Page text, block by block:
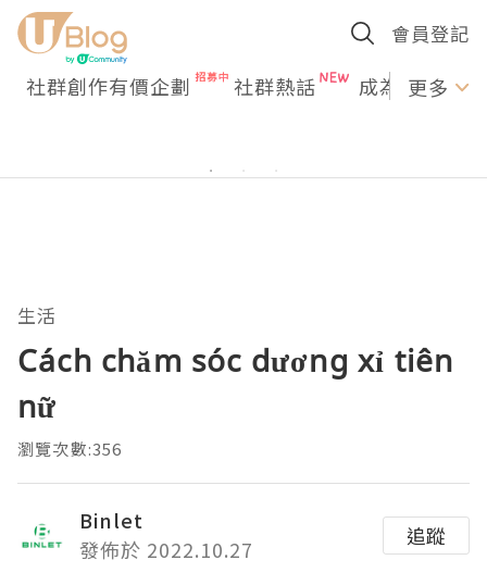
會員登記
社群創作有價企劃 社群熱話 成為U更多
生活
Cách chăm sóc dương xỉ tiên
nữ
瀏覽次數:356
Binlet
發佈於 2022.10.27
追蹤